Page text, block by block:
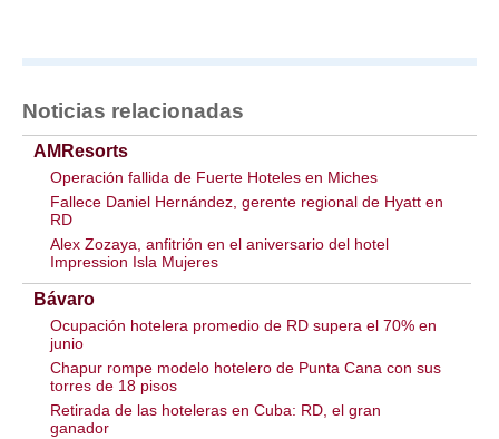
Noticias relacionadas
AMResorts
Operación fallida de Fuerte Hoteles en Miches
Fallece Daniel Hernández, gerente regional de Hyatt en
RD
Alex Zozaya, anfitrión en el aniversario del hotel
Impression Isla Mujeres
Bávaro
Ocupación hotelera promedio de RD supera el 70% en
junio
Chapur rompe modelo hotelero de Punta Cana con sus
torres de 18 pisos
Retirada de las hoteleras en Cuba: RD, el gran
ganador